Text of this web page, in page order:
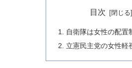
目次
自衛隊は女性の配置
立憲民主党の女性軽